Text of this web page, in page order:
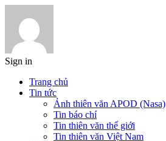
Sign in
Trang chủ
Tin tức
Ảnh thiên văn APOD (Nasa)
Tin báo chí
Tin thiên văn thế giới
Tin thiên văn Việt Nam